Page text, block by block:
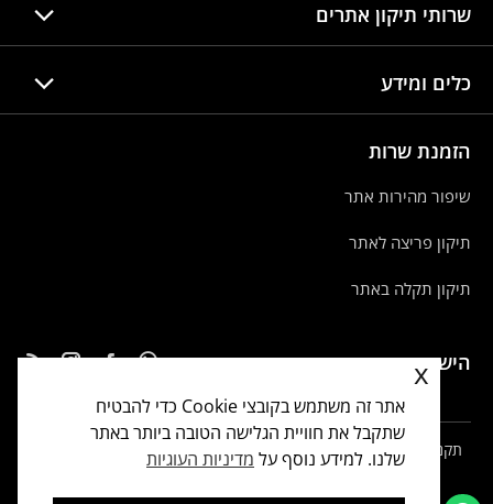
שרותי תיקון אתרים
כלים ומידע
הזמנת שרות
שיפור מהירות אתר
תיקון פריצה לאתר
תיקון תקלה באתר
הישארו מעודכנים
תקנון ותנאי שימוש | הצהרת נגישות | מדיניות פרטיות
אתר זה משתמש בקובצי Cookie כדי להבטיח
שתקבל את חוויית הגלישה הטובה ביותר באתר
שלנו. למידע נוסף על מדיניות העוגיות
x